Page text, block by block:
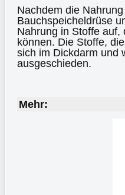
Nachdem die
Bauchspeicheldrüse
Nahrung in Stoffe
können. Die Stoffe,
sich im Dickdarm und
ausgeschieden.
Mehr: